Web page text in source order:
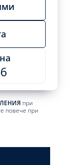
при
повече при